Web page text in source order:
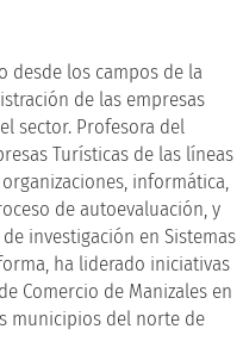
desde los campos de la
de las empresas
sector. Profesora del
Turísticas de las líneas
informática,
de autoevaluación, y
investigación en Sistemas
ha liderado iniciativas
Comercio de Manizales en
municipios del norte de